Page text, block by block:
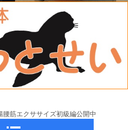
筋エクササイズ初級編公開中